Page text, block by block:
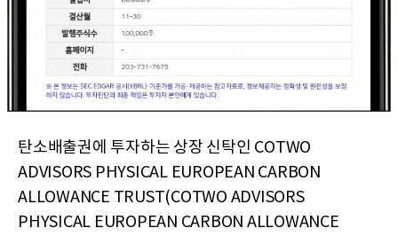
탄소배출권에 투자하는 상장 신탁인 COTWO
ADVISORS PHYSICAL EUROPEAN CARBON
ALLOWANCE TRUST(COTWO ADVISORS
PHYSICAL EUROPEAN CARBON ALLOWANCE